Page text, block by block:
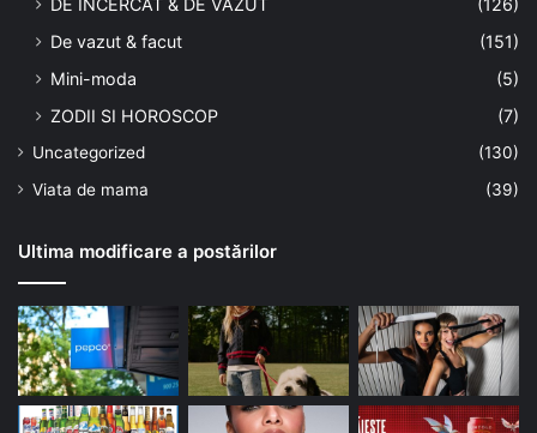
De vazut & facut
(151)
Mini-moda
(5)
ZODII SI HOROSCOP
(7)
Uncategorized
(130)
Viata de mama
(39)
Ultima modificare a postărilor